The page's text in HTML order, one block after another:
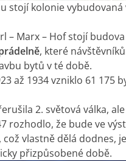
stojí kolonie vybudovaná
– Marx – Hof stojí
, které
bytů v té době.
až 1934 vzniklo 61 175
2. světová válka,
rozhodlo, že bude ve
což vlastně dělá dodnes,
přizpůsobené době.